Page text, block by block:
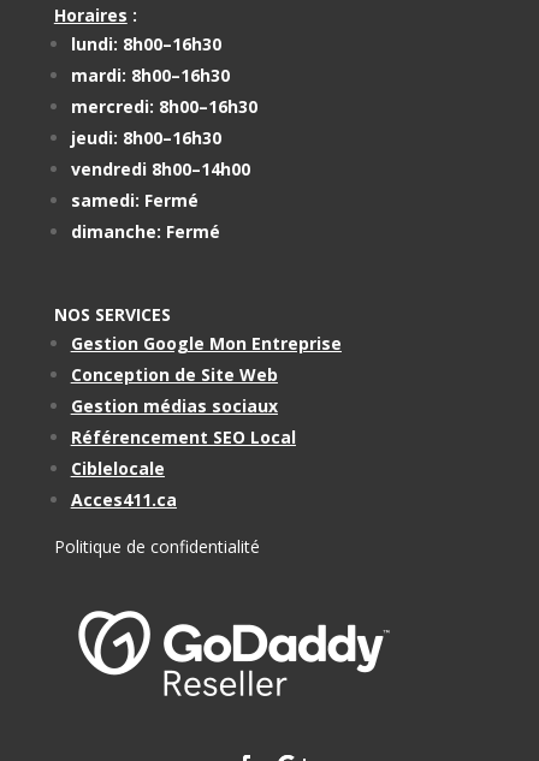
Horaires :
lundi: 8h00–16h30
mardi: 8h00–16h30
mercredi: 8h00–16h30
jeudi: 8h00–16h30
vendredi 8h00–14h00
samedi: Fermé
dimanche: Fermé
NOS SERVICES
Gestion Google Mon Entreprise
Conception de Site Web
Gestion médias sociaux
Référencement SEO Local
Ciblelocale
Acces411.ca
Politique de confidentialité